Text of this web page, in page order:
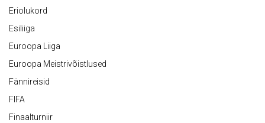
Eriolukord
Esiliiga
Euroopa Liiga
Euroopa Meistrivõistlused
Fännireisid
FIFA
Finaalturniir